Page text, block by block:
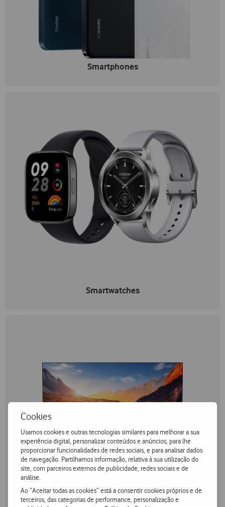
Cookies
Usamos cookies e outras tecnologias similares para melhorar a sua
experiência digital, personalizar conteúdos e anúncios, para lhe
proporcionar funcionalidades de redes sociais, e para analisar dados
de navegação. Partilhamos informação, relativa à sua utilização do
site, com parceiros externos de publicidade, redes sociais e de
análise.
Ao “Aceitar todas as cookies” está a consentir cookies próprios e de
terceiros, das categorias de performance, personalização e
Smartphones
Smartwatches